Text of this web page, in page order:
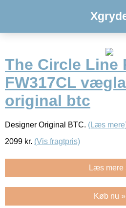
The Circle Line
FW317CL
original btc
Designer Original BTC. (Læs
2099 kr. (Vis fragtpris)
Læs mere
Køb nu »